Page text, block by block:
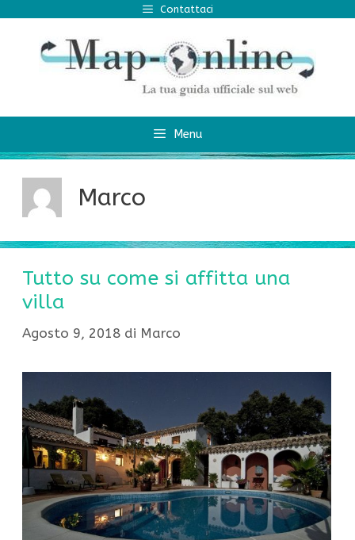
contenuto
Contattaci
Menu
Marco
Tutto su come si affitta una
villa
Agosto 9, 2018 di Marco